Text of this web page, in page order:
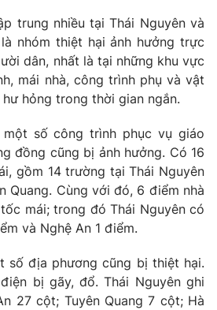
VTV Thể thao
Bất động sản
Vươn mình bằng AI
VTV8
English
trung nhiều tại Thái Nguyên và
nhóm thiệt hại ảnh hưởng trực
dân, nhất là tại những khu vực
mái nhà, công trình phụ và vật
hỏng trong thời gian ngắn.
một số công trình phục vụ giáo
đồng cũng bị ảnh hưởng. Có 16
gồm 14 trường tại Thái Nguyên
Quang. Cùng với đó, 6 điểm nhà
mái; trong đó Thái Nguyên có
và Nghệ An 1 điểm.
số địa phương cũng bị thiệt hại.
bị gãy, đổ. Thái Nguyên ghi
27 cột; Tuyên Quang 7 cột; Hà